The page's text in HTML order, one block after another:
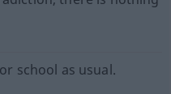
school as usual.